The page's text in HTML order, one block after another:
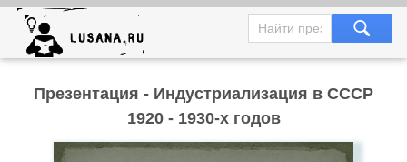
Презентация - Индустриализация в СССР
1920 - 1930-х годов